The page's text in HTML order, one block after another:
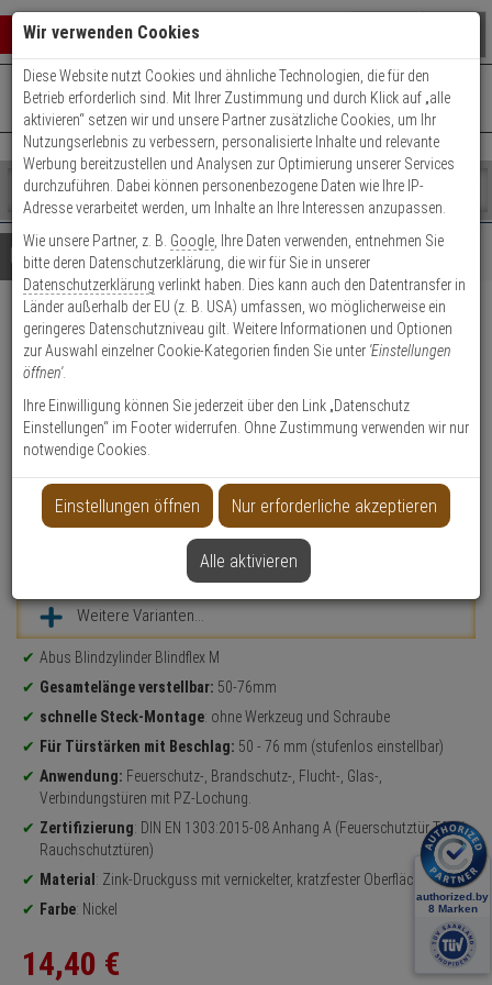
Warenkorb schließen
0 ARTIKEL IM WARENKORB
Ihr Warenkorb ist momentan leer.
Ergebnisse ()
Fertig
Shop
durchsuchen
Bitte
geben
Sie
mindestens
Zeichen
ein,
um
Suche
Es
wurde
noch
Kategorien
Suche
gestartet
+49 (0)821 899 493-0Mo. - Do.: 8:00 - 16:30 | Fr.: 8:00 - 14:00 Uhr
Kontaktservice nutzen
Details Beratung
Abus Blindzylinder BlindFlex
M 50-76mm
Produktmerkmale
Zylinder messen
Weitere Varianten...
Produktinformationen
Abus Blindzylinder Blindflex M
Gesamtelänge verstellbar: 50-76mm
schnelle Steck-Montage: ohne Werkzeug und Schraube
Für Türstärken mit Beschlag: 50 - 76 mm (stufenlos einstellbar)
Anwendung: Feuerschutz-, Brandschutz-, Flucht-, Glas-,
Verbindungstüren mit PZ-Lochung.
Zertifizierung: DIN EN 1303:2015-08 Anhang A (Feuerschutztür T60 /
Rauchschutztüren)
Material : Zink-Druckguss mit vernickelter, kratzfester Oberfläche
Farbe: Nickel
14,40 €
Wir verwenden Cookies
Diese Website nutzt Cookies und ähnliche Technologien, die für den
Betrieb erforderlich sind. Mit Ihrer Zustimmung und durch Klick auf „alle
aktivieren“ setzen wir und unsere Partner zusätzliche Cookies, um Ihr
Nutzungserlebnis zu verbessern, personalisierte Inhalte und relevante
Werbung bereitzustellen und Analysen zur Optimierung unserer Services
durchzuführen. Dabei können personenbezogene Daten wie Ihre IP-
Adresse verarbeitet werden, um Inhalte an Ihre Interessen anzupassen.
Wie unsere Partner, z. B. Google , Ihre Daten verwenden, entnehmen Sie
bitte deren Datenschutzerklärung, die wir für Sie in unserer
Datenschutzerklärung verlinkt haben. Dies kann auch den Datentransfer in
Länder außerhalb der EU (z. B. USA) umfassen, wo möglicherweise ein
geringeres Datenschutzniveau gilt. Weitere Informationen und Optionen
zur Auswahl einzelner Cookie-Kategorien finden Sie unter 'Einstellungen
öffnen'.
Ihre Einwilligung können Sie jederzeit über den Link „Datenschutz
Einstellungen“ im Footer widerrufen. Ohne Zustimmung verwenden wir nur
notwendige Cookies.
Einstellungen öffnen Nur erforderliche akzeptieren
Alle aktivieren